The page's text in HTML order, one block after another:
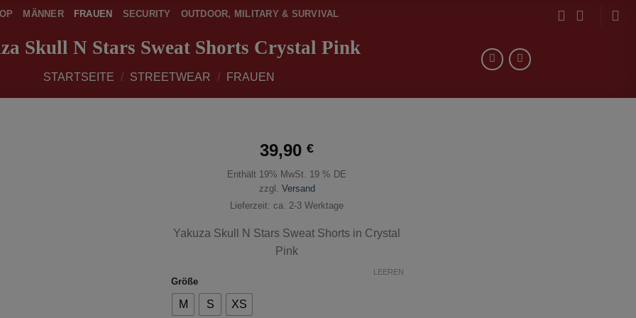
MÄNNER FRAUEN SECURITY OUTDOOR, MILITARY & SURVIVAL
Skull N Stars Sweat Shorts Crystal Pink
STARTSEITE / STREETWEAR / FRAUEN
39,90 €
Enthält 19% MwSt. 19 % DE
zzgl. Versand
Lieferzeit: ca. 2-3 Werktage
Yakuza Skull N Stars Sweat Shorts in Crystal
Pink
Größe
M S XS
LEEREN